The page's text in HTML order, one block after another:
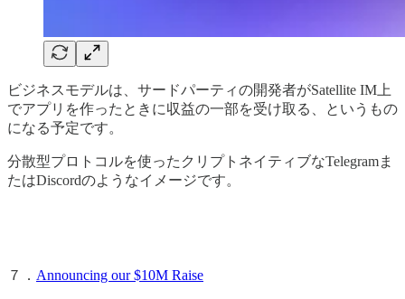
ビジネスモデルは、サードパーティの開発者がSatellite IM上
でアプリを作ったときに収益の一部を受け取る、というもの
になる予定です。
分散型プロトコルを使ったクリプトネイティブなTelegramま
たはDiscordのようなイメージです。
７． Announcing our $10M Raise